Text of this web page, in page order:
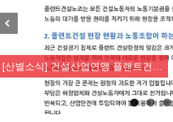
[산별소식] 건설산업연맹 플랜트건…